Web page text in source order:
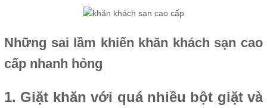
Những sai lầm khiến khăn khách sạn cao
cấp nhanh hỏng
1. Giặt khăn với quá nhiều bột giặt và